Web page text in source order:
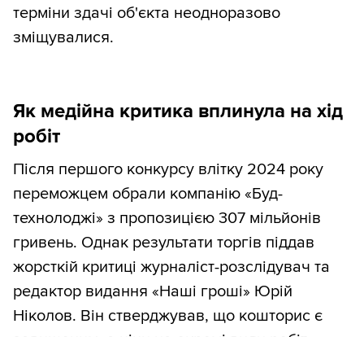
терміни здачі об'єкта неодноразово
зміщувалися.
Як медійна критика вплинула на хід
робіт
Після першого конкурсу влітку 2024 року
переможцем обрали компанію «Буд-
технолоджі» з пропозицією 307 мільйонів
гривень. Однак результати торгів піддав
жорсткій критиці журналіст-розслідувач та
редактор видання «Наші гроші» Юрій
Ніколов. Він стверджував, що кошторис є